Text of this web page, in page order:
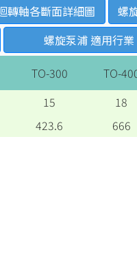
轉軸各斷面詳細圖
螺
螺旋泵浦 適用行
TO-300 TO-
15 18
423.6 666